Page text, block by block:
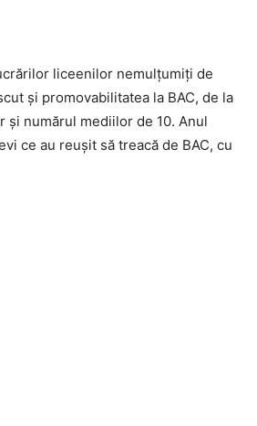
liceenilor nemulțumiți de
și promovabilitatea la BAC, de la
și numărul mediilor de 10. Anul
ce au reușit să treacă de BAC, cu